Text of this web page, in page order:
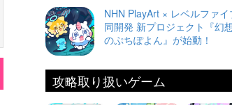
NHN PlayArt × レベルファイ
同開発 新プロジェクト『幻
のぷちぽよん』が始動！
攻略取り扱いゲーム